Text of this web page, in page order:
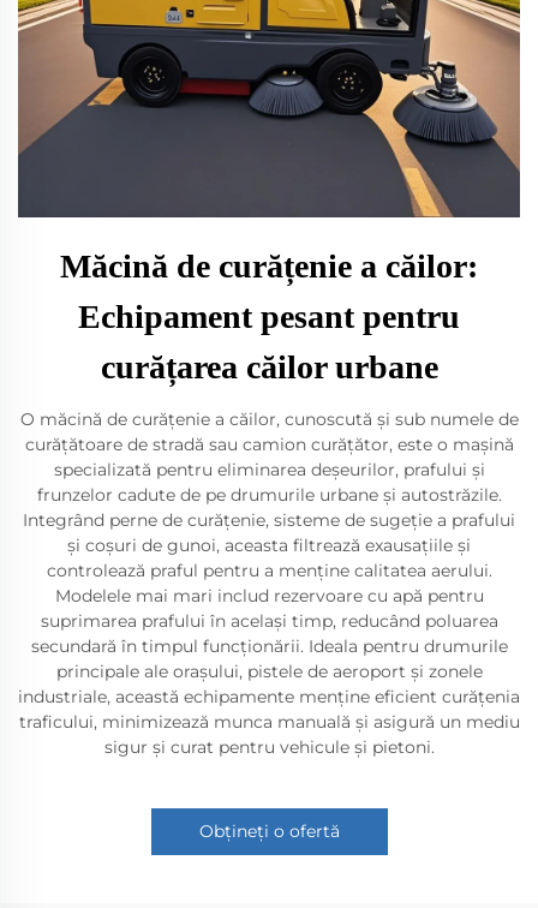
Măcină de curățenie a căilor:
Echipament pesant pentru
curățarea căilor urbane
O măcină de curățenie a căilor, cunoscută și sub numele de
curățătoare de stradă sau camion curățător, este o mașină
specializată pentru eliminarea deșeurilor, prafului și
frunzelor cadute de pe drumurile urbane și autostrăzile.
Integrând perne de curățenie, sisteme de sugeție a prafului
și coșuri de gunoi, aceasta filtrează exausațiile și
controlează praful pentru a menține calitatea aerului.
Modelele mai mari includ rezervoare cu apă pentru
suprimarea prafului în același timp, reducând poluarea
secundară în timpul funcționării. Ideala pentru drumurile
principale ale orașului, pistele de aeroport și zonele
industriale, această echipamente menține eficient curățenia
traficului, minimizează munca manuală și asigură un mediu
sigur și curat pentru vehicule și pietoni.
Obțineți o ofertă